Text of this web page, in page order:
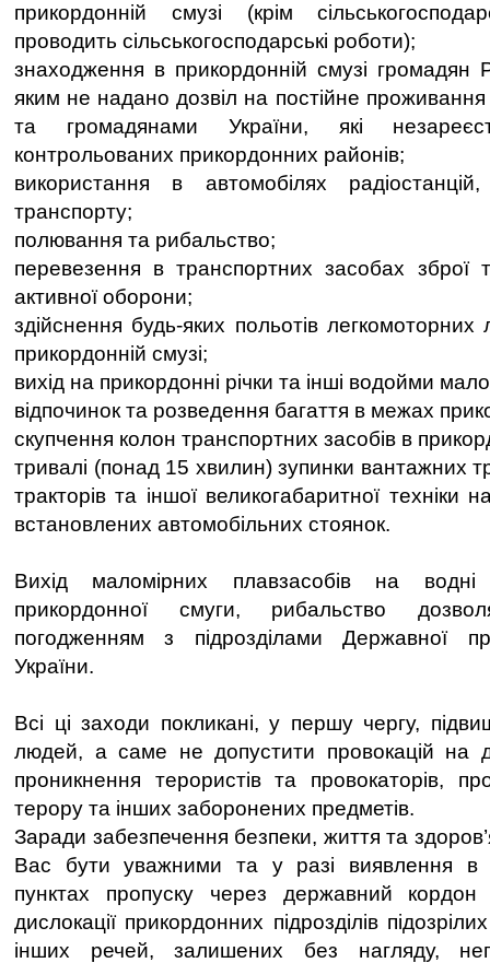
прикордонній смузі (крім
проводить сільськогосподарські роботи);
знаходження в прикордонній смузі громадян
яким не надано дозвіл на постійне проживання
та громадянами України, які
контрольованих прикордонних районів;
використання в автомобілях
транспорту;
полювання та рибальство;
перевезення в транспортних засобах зброї
активної оборони;
здійснення будь-яких польотів легкомоторних
прикордонній смузі;
вихід на прикордонні річки та інші водойми
відпочинок та розведення багаття в межах
скупчення колон транспортних засобів в
тривалі (понад 15 хвилин) зупинки вантажних
тракторів та іншої великогабаритної техніки
встановлених автомобільних стоянок.
Вихід маломірних плавзасобів на
прикордонної смуги, рибальство
погодженням з підрозділами Державної
України.
Всі ці заходи покликані, у першу чергу,
людей, а саме не допустити провокацій на
проникнення терористів та провокаторів,
терору та інших заборонених предметів.
Заради забезпечення безпеки, життя та
Вас бути уважними та у разі виявлення в
пунктах пропуску через державний
дислокації прикордонних підрозділів
інших речей, залишених без нагляду,